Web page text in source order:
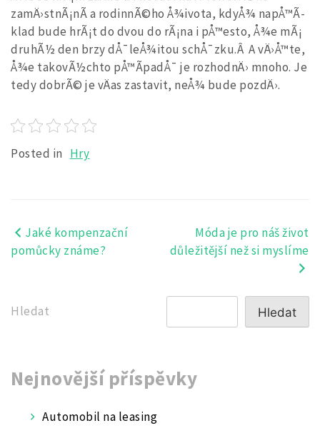
zamÄ›stnÃ¡nÃ­ a rodinnÃ©ho Å¾ivota, kdyÅ¾ napÅ™Ã­
klad bude hrÃ¡t do dvou do rÃ¡na i pÅ™esto, Å¾e mÃ¡
druhÃ½ den brzy dÅ¯leÅ¾itou schÅ¯zku.Â A vÄ›Å™te,
Å¾e takovÃ½chto pÅ™Ã­padÅ¯ je rozhodnÄ› mnoho. Je
tedy dobrÃ© je vÄas zastavit, neÅ¾ bude pozdÄ›.
Posted in Hry
Navigace
Jaké kompenzační
pomůcky známe?
Móda je pro náš život
důležitější než si myslíme
Hledat Hledat
Nejnovější příspěvky
Automobil na leasing